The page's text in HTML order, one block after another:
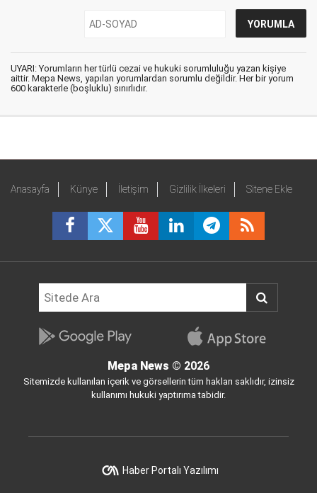
UYARI: Yorumların her türlü cezai ve hukuki sorumluluğu yazan kişiye
aittir. Mepa News, yapılan yorumlardan sorumlu değildir. Her bir yorum
600 karakterle (boşluklu) sınırlıdır.
Anasayfa Künye İletişim Gizlilik İlkeleri Sitene Ekle
Mepa News © 2026
Sitemizde kullanılan içerik ve görsellerin tüm hakları saklıdır, izinsiz
kullanımı hukuki yaptırıma tabidir.
Haber Portalı Yazılımı